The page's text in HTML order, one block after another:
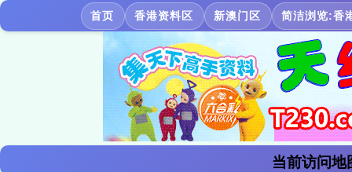
首页 香港资料区 新澳门区 简洁浏览:香
当前访问地